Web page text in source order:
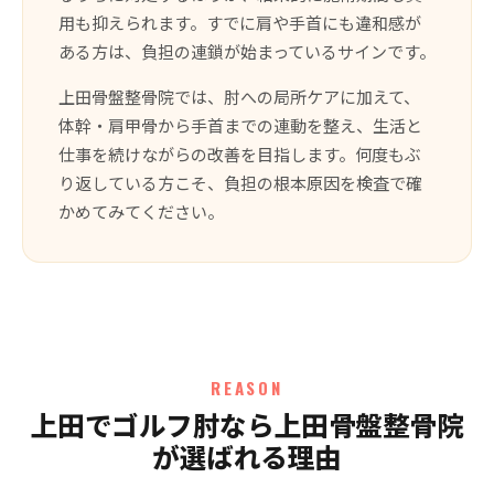
用も抑えられます。すでに肩や手首にも違和感が
ある方は、負担の連鎖が始まっているサインです。
上田骨盤整骨院では、肘への局所ケアに加えて、
体幹・肩甲骨から手首までの連動を整え、生活と
仕事を続けながらの改善を目指します。何度もぶ
り返している方こそ、負担の根本原因を検査で確
かめてみてください。
REASON
上田でゴルフ肘なら上田骨盤整骨院
が選ばれる理由